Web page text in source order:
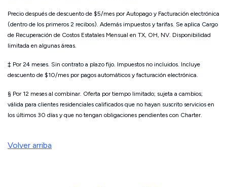
Precio después de descuento de $5/mes por Autopago y Facturación electrónica
(dentro de los primeros 2 recibos). Además impuestos y tarifas. Se aplica Cargo
de Recuperación de Costos Estatales Mensual en TX, OH, NV. Disponibilidad
limitada en algunas áreas.
‡ Por 24 meses. Sin contrato a plazo fijo. Impuestos no incluidos. Incluye
descuento de $10/mes por pagos automáticos y facturación electrónica.
§ Por 12 meses al combinar. Oferta por tiempo limitado; sujeta a cambios;
válida para clientes residenciales calificados que no hayan suscrito servicios en
los últimos 30 días y que no tengan obligaciones pendientes con Charter.
Volver arriba